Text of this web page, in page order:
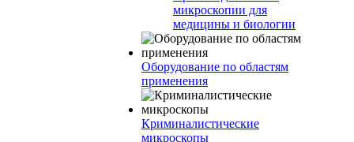
микроскопии для
медицины и биологии
Оборудование по областям
применения
Криминалистические
микроскопы